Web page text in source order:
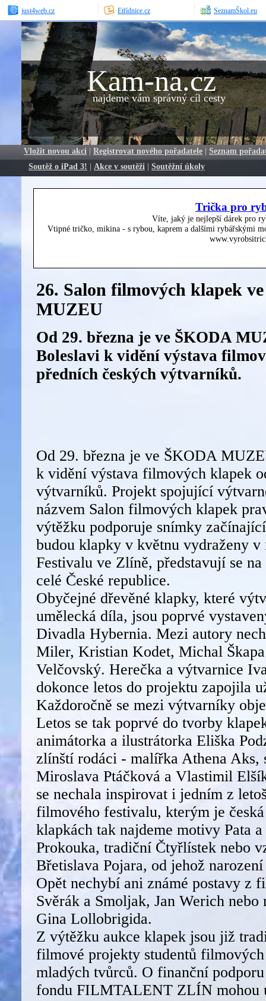
just4web.cz Etřídnice.cz SeznamŠkol.eu
Kam-na.cz
najdeme vám správný cíl cesty
Vložit novou akci | Registrovat nového pořadatele | Seznam
Soutěž o iPad 3! | Akce v soutěži | Soutěžní úkoly
Trička pro
Víte, jaký je nejlepší dárek pro
Vtipné tričko, mikina - s rybou, kaprem a dalšími rybářskými
26. Salon filmových klapek
MUZEU
Od 29. března je ve ŠKODA
Boleslavi k vidění výstava
předních českých výtvarníků.
Od 29. března je ve ŠKODA
k vidění výstava filmových klapek
výtvarníků. Projekt spojující
názvem Salon filmových klapek
výtěžku podporuje snímky
budou klapky v květnu vydraženy
Festivalu ve Zlíně, představují se
celé České republice.
Obyčejné dřevěné klapky, které
umělecká díla, jsou poprvé
Divadla Hybernia. Mezi autory
Miler, Kristian Kodet, Michal Škapa
Velčovský. Herečka a výtvarnice
dokonce letos do projektu zapojila
Každoročně se mezi výtvarníky
Letos se tak poprvé do tvorby
animátorka a ilustrátorka Eliška
zlínští rodáci - malířka Athena Aks,
Miroslava Ptáčková a Vlastimil
se nechala inspirovat i jedním z
filmového festivalu, kterým je
klapkách tak najdeme motivy Pata
Prokouka, tradiční Čtyřlístek nebo
Břetislava Pojara, od jehož
Opět nechybí ani známé postavy z
Svěrák a Smoljak, Jan Werich nebo
Gina Lollobrigida.
Z výtěžku aukce klapek jsou již
filmové projekty studentů
mladých tvůrců. O finanční
fondu FILMTALENT ZLÍN mohou